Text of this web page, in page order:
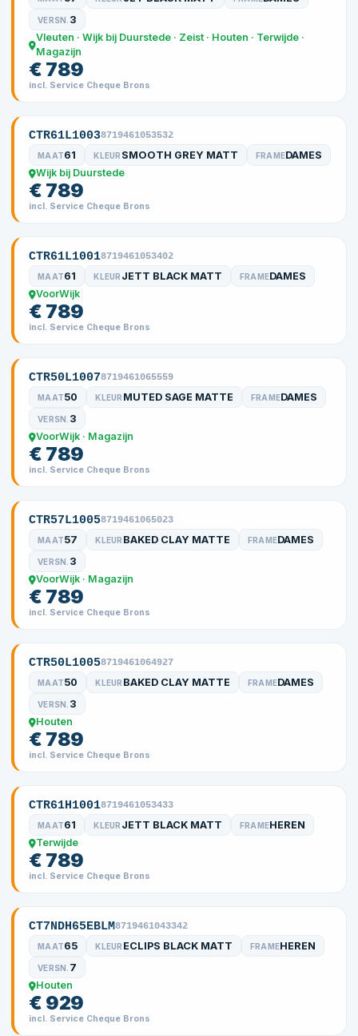
VERSN. 3
Vleuten · Wijk bij Duurstede · Zeist · Houten · Terwijde ·
Magazijn
€ 789
incl. Service Cheque Brons
CTR61L10038719461053532
MAAT61 KLEUR SMOOTH GREY MATT FRAMEDAMES
Wijk bij Duurstede
€ 789
incl. Service Cheque Brons
CTR61L10018719461053402
MAAT61 KLEUR JETT BLACK MATT FRAMEDAMES
VoorWijk
€ 789
incl. Service Cheque Brons
CTR50L10078719461065559
MAAT50 KLEUR MUTED SAGE MATTE FRAMEDAMES
VERSN. 3
VoorWijk · Magazijn
€ 789
incl. Service Cheque Brons
CTR57L10058719461065023
MAAT57 KLEUR BAKED CLAY MATTE FRAMEDAMES
VERSN. 3
VoorWijk · Magazijn
€ 789
incl. Service Cheque Brons
CTR50L10058719461064927
MAAT50 KLEUR BAKED CLAY MATTE FRAMEDAMES
VERSN. 3
Houten
€ 789
incl. Service Cheque Brons
CTR61H10018719461053433
MAAT61 KLEUR JETT BLACK MATT FRAMEHEREN
Terwijde
€ 789
incl. Service Cheque Brons
CT7NDH65EBLM8719461043342
MAAT65 KLEUR ECLIPS BLACK MATT FRAMEHEREN
VERSN. 7
Houten
€ 929
incl. Service Cheque Brons